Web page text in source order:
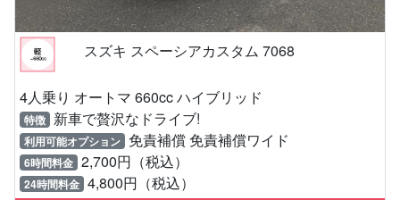
スズキ スペーシアカスタム 7068
4人乗り オートマ 660cc ハイブリッド
特徴 新車で贅沢なドライブ!
利用可能オプション 免責補償 免責補償ワイド
6時間料金 2,700円（税込）
24時間料金 4,800円（税込）